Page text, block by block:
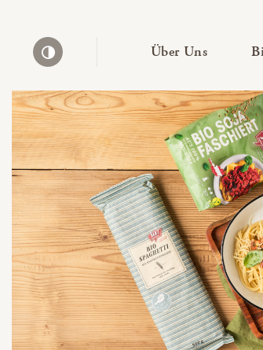
Über Uns—